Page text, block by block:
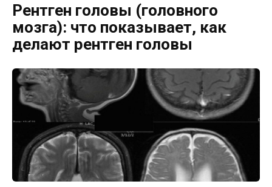
Рентген головы (головного
мозга): что показывает, как
делают рентген головы